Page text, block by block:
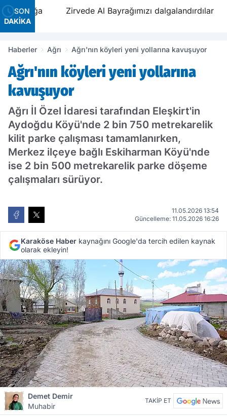
SON
DAKİKA
Zirvede Al Bayrağımızı dalgalandırdılar
Haberler Ağrı Ağrı'nın köyleri yeni yollarına kavuşuyor
Ağrı'nın köyleri yeni yollarına
kavuşuyor
Ağrı İl Özel İdaresi tarafından Eleşkirt'in
Aydoğdu Köyü'nde 2 bin 750 metrekarelik
kilit parke çalışması tamamlanırken,
Merkez ilçeye bağlı Eskiharman Köyü'nde
ise 2 bin 500 metrekarelik parke döşeme
çalışmaları sürüyor.
11.05.2026 13:54
Güncelleme: 11.05.2026 16:26
Karaköse Haber kaynağını Google'da tercih edilen kaynak
olarak ekleyin!
Demet Demir
Muhabir
TAKİP ET